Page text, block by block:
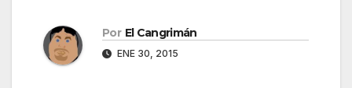
Por El Cangrimán
ENE 30, 2015